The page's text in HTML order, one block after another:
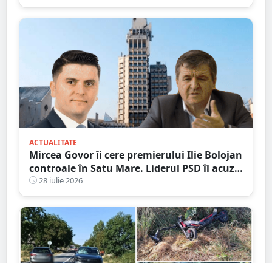
ACTUALITATE
Mircea Govor îi cere premierului Ilie Bolojan
controale în Satu Mare. Liderul PSD îl acuză
pe Adrian Cozma de presiuni politice și cere
verificări ample
28 iulie 2026